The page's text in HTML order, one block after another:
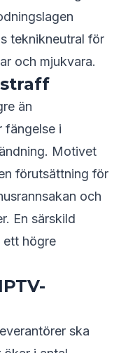
teknikneutral för
och mjukvara.
än
fängelse i
Motivet
förutsättning för
och
En särskild
högre
ska